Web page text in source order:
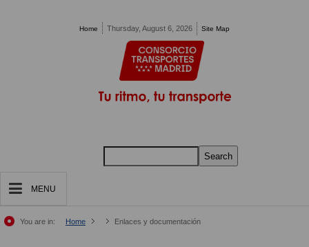
Home Thursday, August 6, 2026 Site Map
Search
MENU
You are in: Home Enlaces y documentación